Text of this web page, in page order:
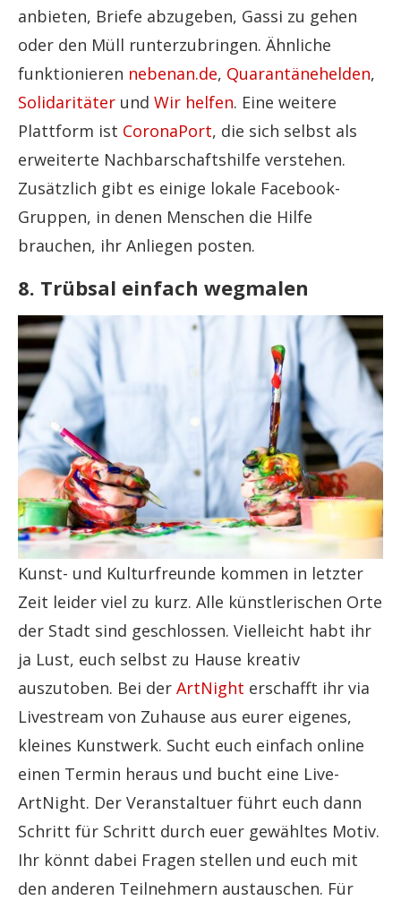
anbieten, Briefe abzugeben, Gassi zu gehen
oder den Müll runterzubringen. Ähnliche
funktionieren nebenan.de, Quarantänehelden,
Solidaritäter und Wir helfen. Eine weitere
Plattform ist CoronaPort, die sich selbst als
erweiterte Nachbarschaftshilfe verstehen.
Zusätzlich gibt es einige lokale Facebook-
Gruppen, in denen Menschen die Hilfe
brauchen, ihr Anliegen posten.
8. Trübsal einfach wegmalen
Kunst- und Kulturfreunde kommen in letzter
Zeit leider viel zu kurz. Alle künstlerischen Orte
der Stadt sind geschlossen. Vielleicht habt ihr
ja Lust, euch selbst zu Hause kreativ
auszutoben. Bei der ArtNight erschafft ihr via
Livestream von Zuhause aus eurer eigenes,
kleines Kunstwerk. Sucht euch einfach online
einen Termin heraus und bucht eine Live-
ArtNight. Der Veranstaltuer führt euch dann
Schritt für Schritt durch euer gewähltes Motiv.
Ihr könnt dabei Fragen stellen und euch mit
den anderen Teilnehmern austauschen. Für